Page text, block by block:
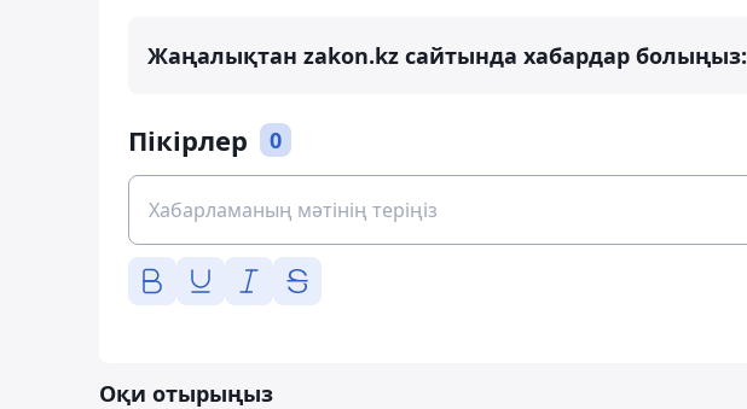
Жаңалықтан zakon.kz сайтында хабардар болыңыз:
Пікірлер 0
Оқи отырыңыз